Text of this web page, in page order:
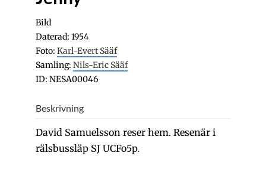
Bild
Daterad: 1954
Foto: Karl-Evert Sääf
Samling: Nils-Eric Sääf
ID: NESA00046
Beskrivning
David Samuelsson reser hem. Resenär i
rälsbussläp SJ UCFo5p.